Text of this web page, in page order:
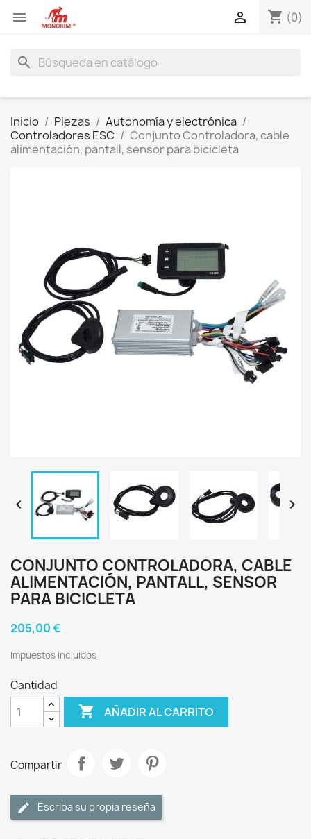
 shopping_cart (0)

search
Inicio Piezas
Autonomía y electrónica
Controladores ESC
Conjunto Controladora, cable
alimentación, pantall, sensor para bicicleta
 
CONJUNTO CONTROLADORA, CABLE
ALIMENTACIÓN, PANTALL, SENSOR
PARA BICICLETA
205,00 €
Impuestos incluidos
Cantidad
 AÑADIR AL CARRITO
Compartir
Escriba su propia reseña